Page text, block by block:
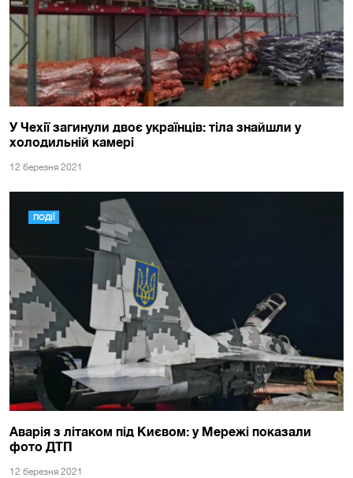
У Чехії загинули двоє українців: тіла знайшли у
холодильній камері
12 березня 2021
ПОДІЇ
Аварія з літаком під Києвом: у Мережі показали
фото ДТП
12 березня 2021